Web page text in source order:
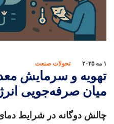
۱ مه ۲۰۲۵ تحولات صنعت
تهویه و سرمایش
میان صرفه‌جویی
چالش دوگانه در شرایط